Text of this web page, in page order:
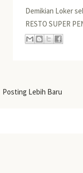
Demikian Loker
RESTO SUPER
Posting Lebih Baru